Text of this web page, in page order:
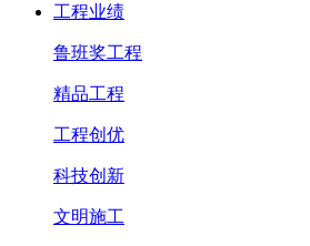
工程业绩
鲁班奖工程
精品工程
工程创优
科技创新
文明施工